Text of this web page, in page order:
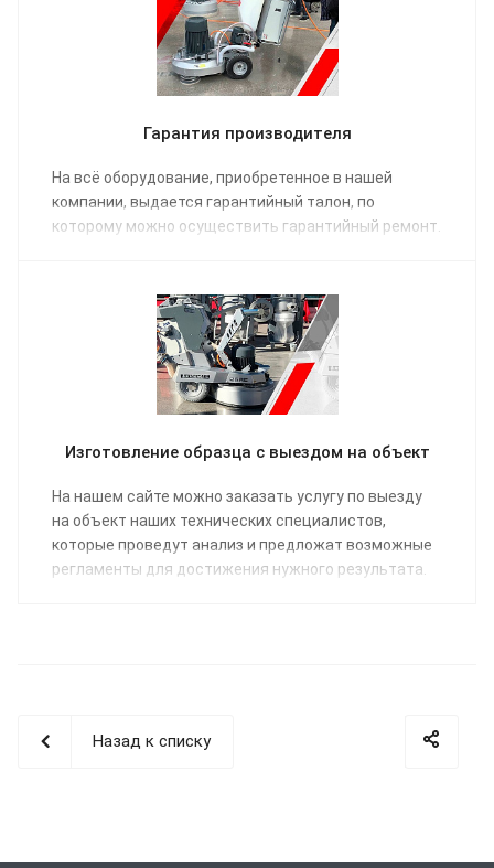
Гарантия производителя
На всё оборудование, приобретенное в нашей
компании, выдается гарантийный талон, по
которому можно осуществить гарантийный ремонт.
Изготовление образца с выездом на объект
На нашем сайте можно заказать услугу по выезду
на объект наших технических специалистов,
которые проведут анализ и предложат возможные
регламенты для достижения нужного результата.
Назад к списку